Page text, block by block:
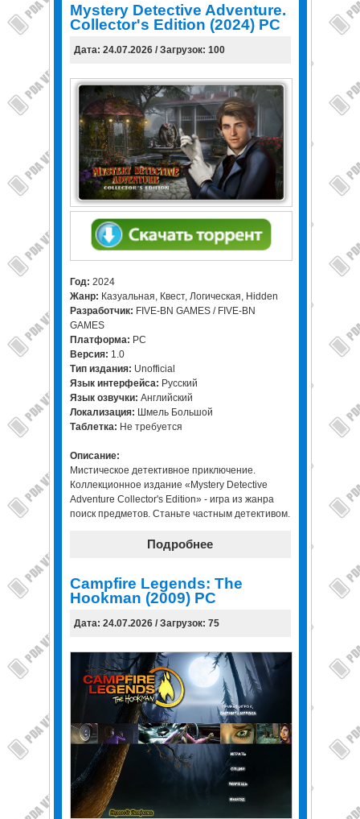
Mystery Detective Adventure.
Collector's Edition (2024) PC
Дата: 24.07.2026 / Загрузок: 100
Год: 2024
Жанр: Казуальная, Квест, Логическая, Hidden
Разработчик: FIVE-BN GAMES / FIVE-BN
GAMES
Платформа: PC
Версия: 1.0
Тип издания: Unofficial
Язык интерфейса: Русский
Язык озвучки: Английский
Локализация: Шмель Большой
Таблетка: Не требуется
Описание:
Мистическое детективное приключение.
Коллекционное издание «Mystery Detective
Adventure Collector's Edition» - игра из жанра
поиск предметов. Станьте частным детективом.
Подробнее
Campfire Legends: The
Hookman (2009) PC
Дата: 24.07.2026 / Загрузок: 75